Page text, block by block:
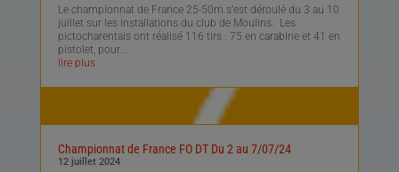
Le championnat de France 25-50m s’est déroulé du 3 au 10
juillet sur les installations du club de Moulins. Les
pictocharentais ont réalisé 116 tirs : 75 en carabine et 41 en
pistolet, pour...
lire plus
Championnat de France FO DT Du 2 au 7/07/24
12 juillet 2024